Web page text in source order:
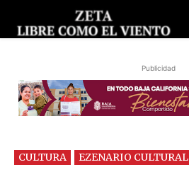
Publicidad
CULTURA EZENARIO CULTURAL